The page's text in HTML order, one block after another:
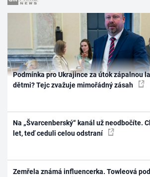
Podmínka pro Ukrajince za útok zápalnou
dětmi? Tejc zvažuje mimořádný zásah
Na „Švarcenberský“ kanál už neodbočíte.
let, teď ceduli celou odstraní
Zemřela známá influencerka. Towleová